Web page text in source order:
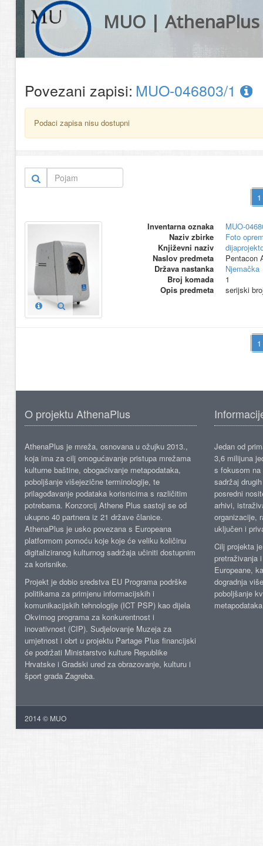
MUO | AthenaPlus
Povezani zapisi: MUO-046803/1
Podaci zapisa nisu dostupni
Inventarna oznaka
MUO-
Naziv zbirke
Foto
Književni naziv
Naslov predmeta
Pentacon
Država nastanka
Njemačka
Broj komada
1
Opis predmeta
serijski
O projektu AthenaPlus
AthenaPlus je mreža, osnovana u ožujku 2013.,
koja ima za cilj omogućavanje pristupa mrežama
kulturne baštine, obogaćivanje metapodataka,
poboljšanje višejezične terminologije, te
prilagođavanje podataka korisnicima s različitim
potrebama. Konzorcij Athene Plus sastoji se od
ukupno 40 partnera iz 21 države članice.
AthenaPlus je usko povezana s Europeana
platformom pomoću koje koje će veliku količinu
digitaliziranog kulturnog sadržaja učiniti dostupnim
za korisnike.
Projekt je dobio sredstva EU Programa podrške
politikama za primjenu informacijskih i
komunikacijskih tehnologije (ICT PSP) kao dijela
Okvirnog programa za konkurentnost i
inovativnost (CIP). Sudjelovanje Muzeja za
umjetnost i obrt u projektu Partage Plus financijski
će podržati Ministarstvo kulture Republike
Hrvatske i Gradski ured za obrazovanje, kulturu i
šport grada Zagreba.
Jedan od
3,6 milijuna
s fokusom
sadržaj
posredni
arhivi,
organizacije,
uključen i
Cilj projekta
pretraživanja
Europeane,
dogradnja
poboljšanje
2014 © MUO